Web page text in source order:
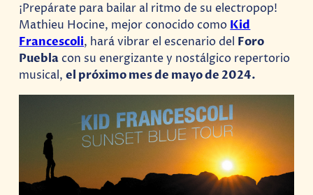
¡Prepárate para bailar al ritmo de su electropop!
Mathieu Hocine, mejor conocido como Kid
Francescoli, hará vibrar el escenario del Foro
Pueblacon su energizante y nostálgico repertorio
musical,el próximo mes de mayo de 2024.